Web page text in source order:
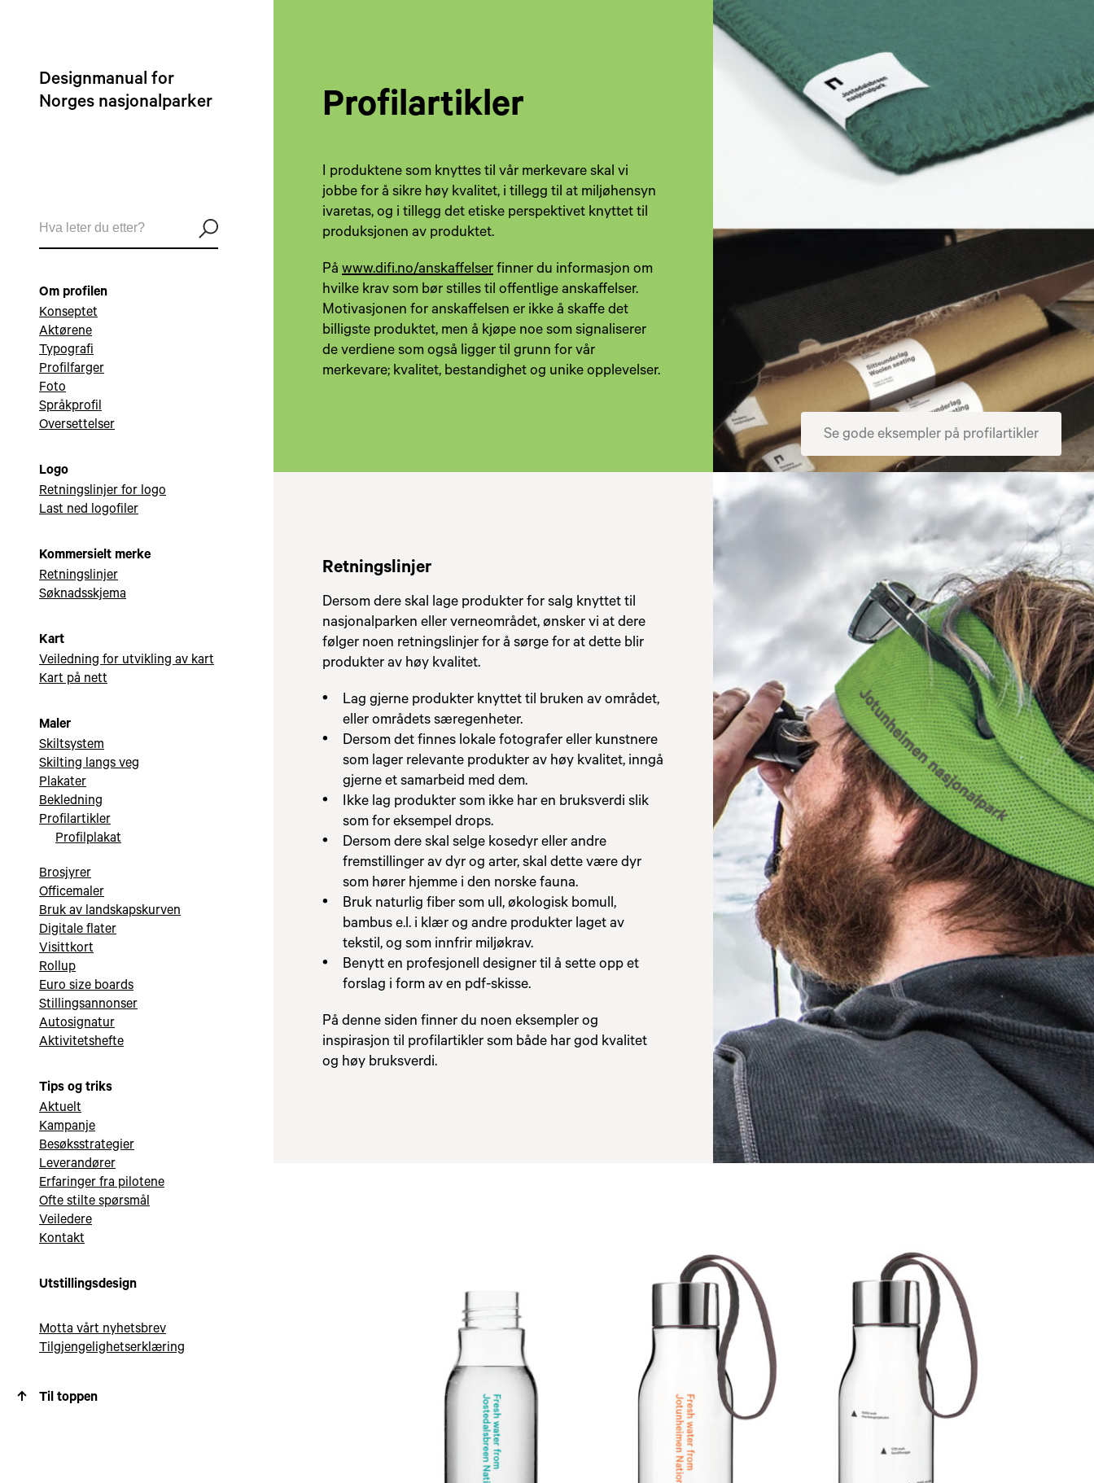
Designmanual for
Norges nasjonalparker
Om profilen
Konseptet
Aktørene
Typografi
Profilfarger
Foto
Språkprofil
Oversettelser
Logo
Retningslinjer for logo
Last ned logofiler
Kommersielt merke
Retningslinjer
Søknadsskjema
Kart
Veiledning for utvikling av kart
Kart på nett
Maler
Skiltsystem
Skilting langs veg
Plakater
Bekledning
Profilartikler
Profilplakat
Brosjyrer
Officemaler
Bruk av landskapskurven
Digitale flater
Visittkort
Rollup
Euro size boards
Stillingsannonser
Autosignatur
Aktivitetshefte
Tips og triks
Aktuelt
Kampanje
Besøksstrategier
Leverandører
Erfaringer fra pilotene
Ofte stilte spørsmål
Veiledere
Kontakt
Utstillingsdesign
Motta vårt nyhetsbrev
Tilgjengelighetserklæring
Til toppen
Profilartikler
I produktene som knyttes til vår merkevare skal vi
jobbe for å sikre høy kvalitet, i tillegg til at miljøhensyn
ivaretas, og i tillegg det etiske perspektivet knyttet til
produksjonen av produktet.
På www.difi.no/anskaffelser finner du informasjon om
hvilke krav som bør stilles til offentlige anskaffelser.
Motivasjonen for anskaffelsen er ikke å skaffe det
billigste produktet, men å kjøpe noe som signaliserer
de verdiene som også ligger til grunn for vår
merkevare; kvalitet, bestandighet og unike opplevelser.
Se gode eksempler på profilartikler
Retningslinjer
Dersom dere skal lage produkter for salg knyttet til
nasjonalparken eller verneområdet, ønsker vi at dere
følger noen retningslinjer for å sørge for at dette blir
produkter av høy kvalitet.
Lag gjerne produkter knyttet til bruken av området,
eller områdets særegenheter.
Dersom det finnes lokale fotografer eller kunstnere
som lager relevante produkter av høy kvalitet, inngå
gjerne et samarbeid med dem.
Ikke lag produkter som ikke har en bruksverdi slik
som for eksempel drops.
Dersom dere skal selge kosedyr eller andre
fremstillinger av dyr og arter, skal dette være dyr
som hører hjemme i den norske fauna.
Bruk naturlig fiber som ull, økologisk bomull,
bambus e.l. i klær og andre produkter laget av
tekstil, og som innfrir miljøkrav.
Benytt en profesjonell designer til å sette opp et
forslag i form av en pdf-skisse.
På denne siden finner du noen eksempler og
inspirasjon til profilartikler som både har god kvalitet
og høy bruksverdi.